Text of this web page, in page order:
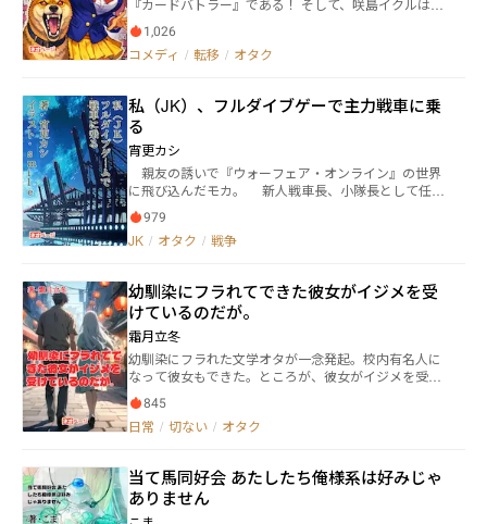
であった。 実はマレンツが攻撃魔法を覚えていないの
には理由があった。 彼は小さい魔法を高度に応用して
領の内政に貢献していたのだ。 彼を追放した事でデズ
モンド領はみるみるうちに落ちぶれていく。 一方マレ
能の【着火】（ティソダー）で成り上がっていき『無
敵の【着火】マン』の二つ名を付けられるのであっ
た。 三千年前に世界に刻みこまれたアセット魔法の謎
とは、マレンツの魔術の真理を追求するという願いは
叶うのか！ そして迷宮都市に魔王軍がせまる！！
『カードバトラー』である！ そして、咲島イクルは、
この世で最も危険な性欲モンスター、童貞カードゲー
ムオタクの『男子学生』であーる！ もうこれ以上の説
明などいらん！ そんな2人の間で、エロッティでスケ
学『畜生転移』を混ぜ込んだらどうなるか！ もはや、
これは性欲モンスターと畜生たちの融合（フュージョ
ン）である！ この小説はぜひとも親御さんや親戚一同
が介した席で、大きな声で朗読して頂きたい！ 何を言
ってるのか分からないと思うが、作者も何を言ってる
のか分からない。 あらすじってなに書けばいいのよ？
小説より難しくね？ そもそもこんなとこまで読むヤ
んだから何書いてもいいんじゃね？ そもそも小説をAI
んじゃね？ ってな感じの、捻くれた作者がまたまやフ
ルスロットで送る、『畜生転移』の外伝物語なのであ
ーーる！！
1,026
コメディ / 転移 / オタク
私（JK）、フルダイブゲーで主力戦車に乗
る
宵更カシ
親友の誘いで『ウォーフェア・オンライン』の世界
に飛び込んだモカ。 新人戦車長、小隊長として任せ
られた部隊は……酔っ払いドライバーに女誑しとお嬢
様？！ 我の濃いメンバーと劣化ウラン弾で送る私の
タフで爆音の轟く日々が始まるっ！
979
JK / オタク / 戦争
幼馴染にフラれてできた彼女がイジメを受
けているのだが。
霜月立冬
幼馴染にフラれた文学オタが一念発起。校内有名人に
なって彼女もできた。ところが、彼女がイジメを受け
る羽目に。その解決を図る過程で、衝撃の事実が発覚
する。
845
日常 / 切ない / オタク
当て馬同好会 あたしたち俺様系は好みじゃ
ありません